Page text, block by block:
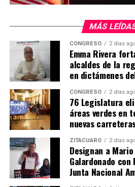
Me gusta esto:
Relacionado
MÁS
CONGRESO 2 días
Emma Rivera
alcaldes de la
en dictámenes
CONGRESO 2 días
76 Legislatura
áreas verdes en
nuevas
ZITÁCUARO 2 días
Designan a
Galardonado con
Junta Nacional